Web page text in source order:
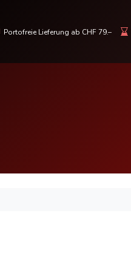
Portofreie Lieferung ab CHF 79.–